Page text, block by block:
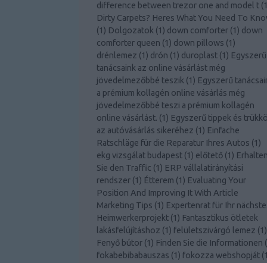
difference between trezor one and model t (1
Dirty Carpets? Heres What You Need To
(1) Dolgozatok (1) down comforter (1) down
comforter queen (1) down pillows (1)
drénlemez (1) drón (1) duroplast (1) Egyszerű
tanácsaink az online vásárlást még
jövedelmezőbbé teszik (1) Egyszerű
a prémium kollagén online vásárlás még
jövedelmezőbbé teszi a prémium kollagén
online vásárlást. (1) Egyszerű tippek és
az autóvásárlás sikeréhez (1) Einfache
Ratschläge für die Reparatur Ihres Autos (1)
ekg vizsgálat budapest (1) előtető (1) Erhalten
Sie den Traffic (1) ERP vállalatirányítási
rendszer (1) Étterem (1) Evaluating Your
Position And Improving It With Article
Marketing Tips (1) Expertenrat für Ihr
Heimwerkerprojekt (1) Fantasztikus ötletek
lakásfelújításhoz (1) felületszivárgó lemez (1)
Fenyő bútor (1) Finden Sie die Informationen (
fokabebibabauszas (1) fokozza webshopját (1